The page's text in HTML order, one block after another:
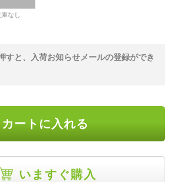
なし
すと、入荷お知らせメールの登録ができ
カートに入れる
いますぐ購入